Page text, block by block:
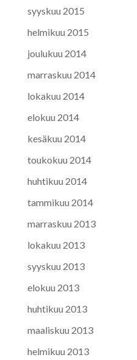
syyskuu 2015
helmikuu 2015
joulukuu 2014
marraskuu 2014
lokakuu 2014
elokuu 2014
kesäkuu 2014
toukokuu 2014
huhtikuu 2014
tammikuu 2014
marraskuu 2013
lokakuu 2013
syyskuu 2013
elokuu 2013
huhtikuu 2013
maaliskuu 2013
helmikuu 2013